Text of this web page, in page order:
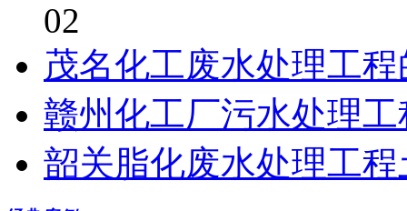
02
茂名化工废水处理工
赣州化工厂污水处理
韶关脂化废水处理工